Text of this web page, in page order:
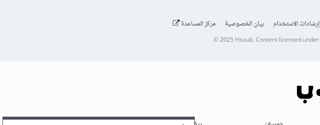
إرشادات الاستخدام بيان الخصوصية مركز المساعدة
© 2025 Hsoub.Content licensed under